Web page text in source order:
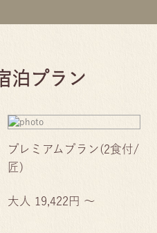
泊プラン
プレミアムプラン(2食付/
匠)
大人 19,422円 ～